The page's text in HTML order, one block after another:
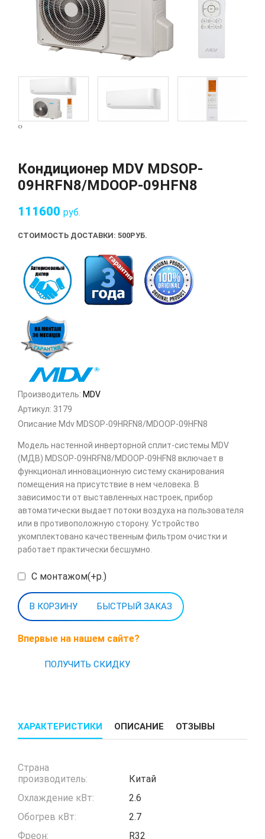
‹›
Кондиционер MDV MDSOP-
09HRFN8/MDOOP-09HFN8
111600 руб.
СТОИМОСТЬ ДОСТАВКИ: 500РУБ.
Производитель: MDV
Артикул: 3179
Описание Mdv MDSOP-09HRFN8/MDOOP-09HFN8
Модель настенной инверторной сплит-системы MDV
(МДВ) MDSOP-09HRFN8/MDOOP-09HFN8 включает в
функционал инновационную систему сканирования
помещения на присутствие в нем человека. В
зависимости от выставленных настроек, прибор
автоматически выдает потоки воздуха на пользователя
или в противоположную сторону. Устройство
укомплектовано качественным фильтром очистки и
работает практически бесшумно.
С монтажом(+р.)
БЫСТРЫЙ ЗАКАЗ
Впервые на нашем сайте?
ПОЛУЧИТЬ СКИДКУ
ХАРАКТЕРИСТИКИ ОПИСАНИЕ ОТЗЫВЫ
Страна
производитель:
Китай
Охлаждение кВт:
2.6
Обогрев кВт:
2.7
Фреон:
R32